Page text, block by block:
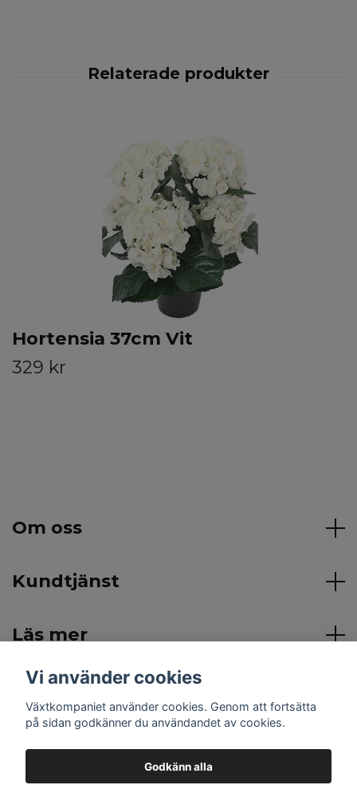
Hortensia 37cm Vit
329 kr
Om oss
Kundtjänst
Läs mer
Sociala medier
Vi använder cookies
Växtkompaniet använder cookies. Genom att fortsätta
på sidan godkänner du användandet av cookies.
Godkänn alla